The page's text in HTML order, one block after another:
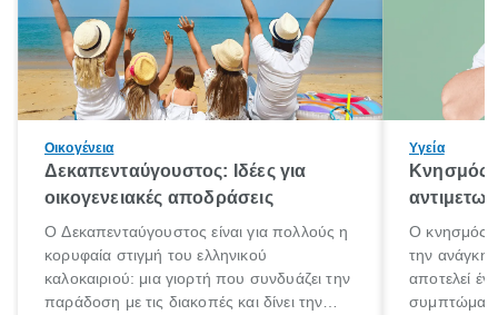
Οικογένεια
Δεκαπενταύγουστος: Ιδέες για
οικογενειακές αποδράσεις
Ο Δεκαπενταύγουστος είναι για πολλούς η
κορυφαία στιγμή του ελληνικού
καλοκαιριού: μια γιορτή που συνδυάζει την
παράδοση με τις διακοπές και δίνει την
Υγεία
Κνησμός:
Ο κνησμός
την ανάγκη
αποτελεί